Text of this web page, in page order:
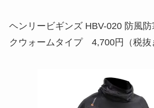
ヘンリービギンズ HBV-020 防風
クウォームタイプ 4,700円（税抜